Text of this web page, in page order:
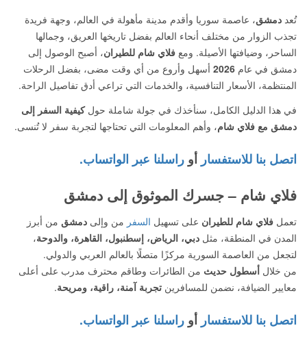
تُعد دمشق، عاصمة سوريا وأقدم مدينة مأهولة في العالم، وجهة فريدة
تجذب الزوار من مختلف أنحاء العالم بفضل تاريخها العريق، وجمالها
الساحر، وضيافتها الأصيلة. ومع فلاي شام للطيران، أصبح الوصول إلى
دمشق في عام 2026 أسهل وأروع من أي وقت مضى، بفضل الرحلات
المنتظمة، الأسعار التنافسية، والخدمات التي تراعي أدق تفاصيل الراحة.
في هذا الدليل الكامل، سنأخذك في جولة شاملة حولكيفية السفر إلى
دمشق مع فلاي شام، وأهم المعلومات التي تحتاجها لتجربة سفر لا تُنسى.
اتصل بنا للاستفسار أو راسلنا عبر الواتساب.
فلاي شام – جسرك الموثوق إلى دمشق
تعمل فلاي شام للطيران على تسهيل السفر من وإلى دمشق من أبرز
المدن في المنطقة، مثل دبي، الرياض، إسطنبول، القاهرة، والدوحة،
لتجعل من العاصمة السورية مركزًا متصلًا بالعالم العربي والدولي.
من خلال أسطول حديث من الطائرات وطاقم محترف مدرب على أعلى
معايير الضيافة، نضمن للمسافرين تجربة آمنة، راقية، ومريحة.
اتصل بنا للاستفسار أو راسلنا عبر الواتساب.